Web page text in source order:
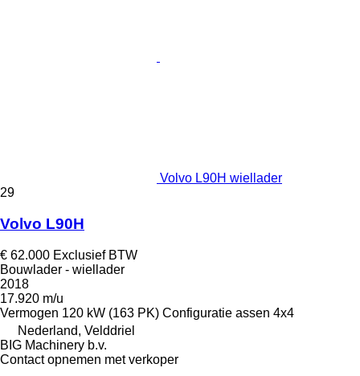
Volvo L90H wiellader
29
Volvo L90H
€ 62.000 Exclusief BTW
Bouwlader - wiellader
2018
17.920 m/u
Vermogen 120 kW (163 PK) Configuratie assen 4x4
Nederland, Velddriel
BIG Machinery b.v.
Contact opnemen met verkoper